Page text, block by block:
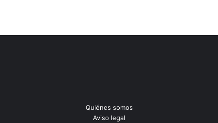
Quiénes somos
Aviso legal